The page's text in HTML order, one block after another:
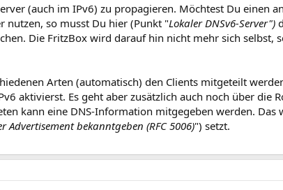
(auch im IPv6) zu propagieren. Möchtest Du einen
nutzen, so musst Du hier (Punkt "Lokaler DNSv6-Server")
Die FritzBox wird darauf hin nicht mehr sich selbst,
Arten (automatisch) den Clients mitgeteilt
aktivierst. Es geht aber zusätzlich auch noch über die
kann eine DNS-Information mitgegeben werden. Das
Advertisement bekanntgeben (RFC 5006)") setzt.